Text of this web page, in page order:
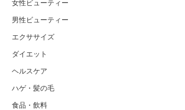
女性ビューティー
男性ビューティー
エクササイズ
ダイエット
ヘルスケア
ハゲ・髪の毛
食品・飲料